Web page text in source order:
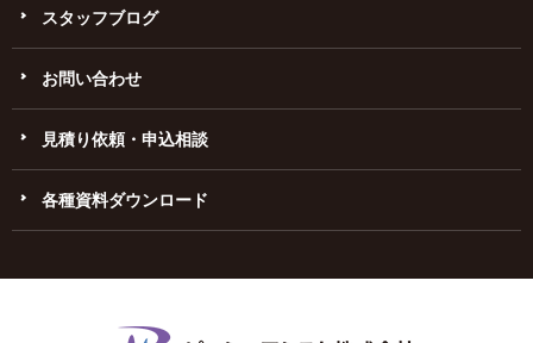
スタッフブログ
お問い合わせ
見積り依頼・申込相談
各種資料ダウンロード